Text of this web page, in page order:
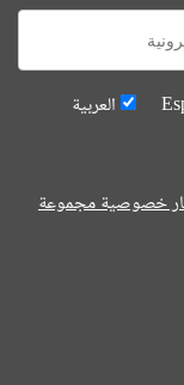
العربية
خصوصية مجموعة